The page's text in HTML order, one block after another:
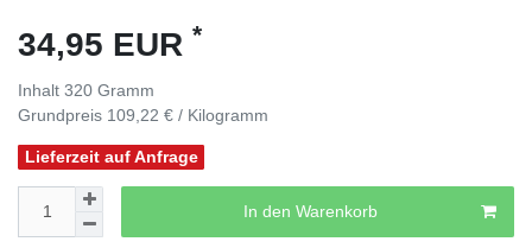
34,95 EUR *
Inhalt 320 Gramm
Grundpreis 109,22 € / Kilogramm
Lieferzeit auf Anfrage
In den Warenkorb